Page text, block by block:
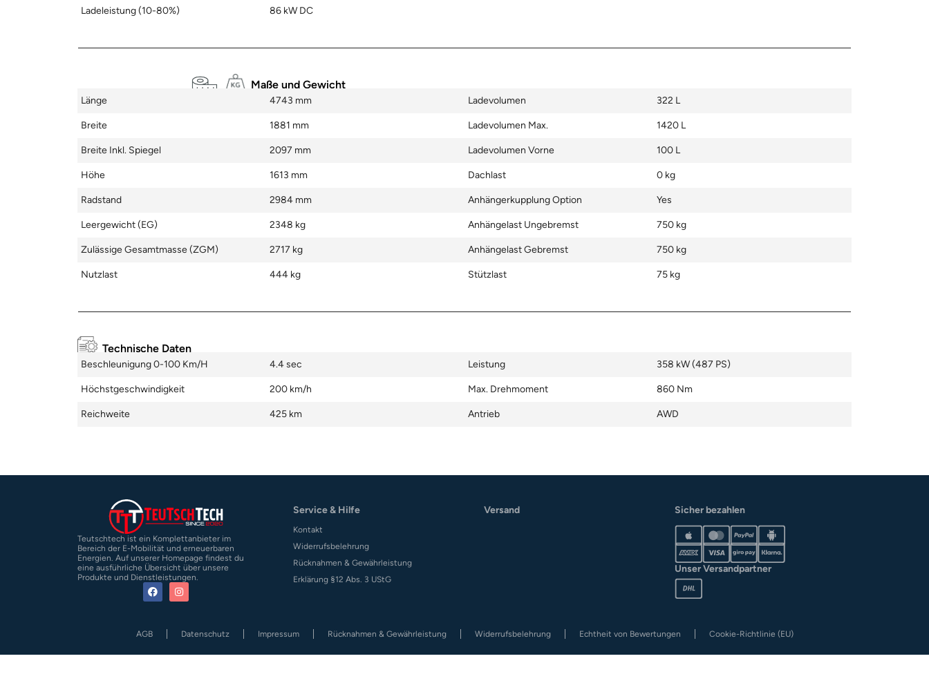
Ladeleistung (10-80%) 86 kW DC
Maße und Gewicht
Länge 4743 mm
Breite 1881 mm
Breite Inkl. Spiegel 2097 mm
Höhe 1613 mm
Radstand 2984 mm
Leergewicht (EG) 2348 kg
Zulässige Gesamtmasse (zGM) 2717 kg
Nutzlast 444 kg
Ladevolumen 322 L
Ladevolumen Max. 1420 L
Ladevolumen Vorne 100 L
Dachlast 0 kg
Anhängerkupplung Option Yes
Anhängelast Ungebremst 750 kg
Anhängelast Gebremst 750 kg
Stützlast 75 kg
Technische Daten
Beschleunigung 0-100 Km/h 4.4 sec
Höchstgeschwindigkeit 200 km/h
Reichweite 425 km
Leistung 358 kW (487 PS)
Max. Drehmoment 860 Nm
Antrieb AWD
Teutschtech ist ein Komplettanbieter im
Bereich der E-Mobilität und erneuerbaren
Energien. Auf unserer Homepage findest du
eine ausführliche Übersicht über unsere
Produkte und Dienstleistungen.
Service & Hilfe
Kontakt
Widerrufsbelehrung
Rücknahmen & Gewährleistung
Erklärung §12 Abs. 3 UStG
Versand Sicher bezahlen
Unser Versandpartner
AGB Datenschutz Impressum Rücknahmen & Gewährleistung Widerrufsbelehrung Echtheit von Bewertungen Cookie-Richtlinie (EU)